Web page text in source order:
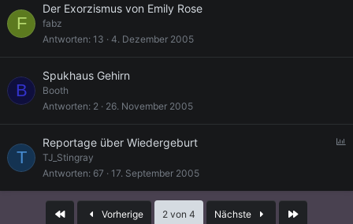
F
Der Exorzismus von Emily Rose
fabz
Antworten 13 4. Dezember 2005
B
Spukhaus Gehirn
Booth
Antworten 2 26. November 2005
T
Reportage über Wiedergeburt
TJ_Stingray
Antworten 67 17. September 2005
Erste Vorherige 2 von 4 Nächste Letzte